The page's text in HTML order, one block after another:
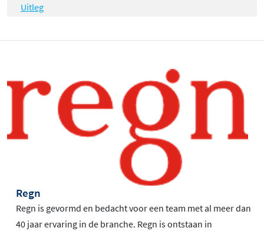
Uitleg
Regn
Regn is gevormd en bedacht voor een team met al meer dan
40 jaar ervaring in de branche. Regn is ontstaan in